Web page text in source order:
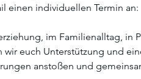
einen individuellen Termin an:
im Familienalltag, in
euch Unterstützung und
anstoßen und